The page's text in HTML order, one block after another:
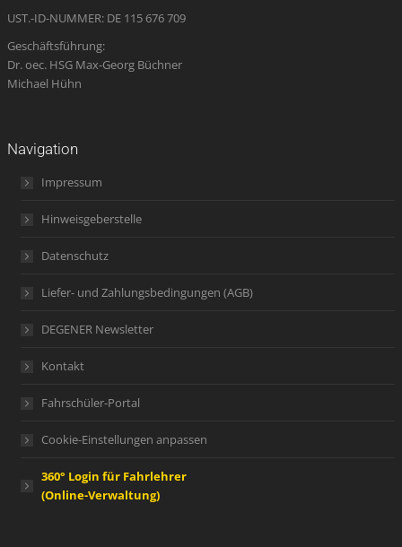
UST.-ID-NUMMER: DE 115 676 709
Geschäftsführung:
Dr. oec. HSG Max-Georg Büchner
Michael Hühn
Navigation
Impressum
Hinweisgeberstelle
Datenschutz
Liefer- und Zahlungsbedingungen (AGB)
DEGENER Newsletter
Kontakt
Fahrschüler-Portal
Cookie-Einstellungen anpassen
360° Login für Fahrlehrer
(Online-Verwaltung)